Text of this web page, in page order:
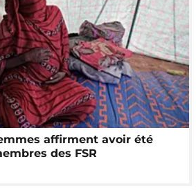
affirment avoir été
des FSR